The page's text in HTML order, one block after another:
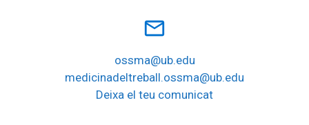
mail_outline
ossma@ub.edu
medicinadeltreball.ossma@ub.edu
Deixa el teu comunicat